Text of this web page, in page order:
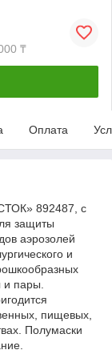
₸
Оплата
892487, с
защиты
аэрозолей
и
пары.
пищевых,
Полумаски